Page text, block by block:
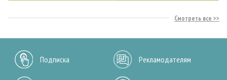
Смотреть все
Подписка Рекламодателям